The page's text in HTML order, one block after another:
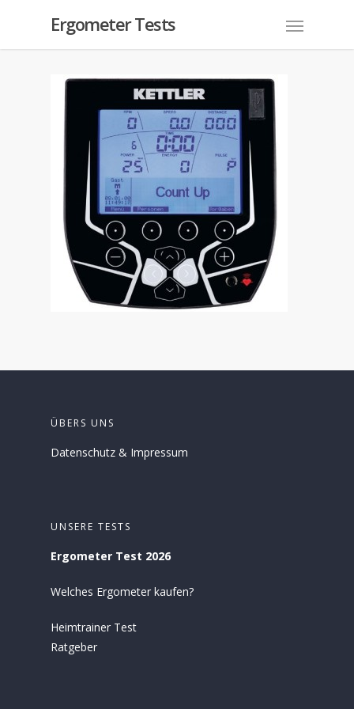
Ergometer Tests
ÜBERS UNS
Datenschutz & Impressum
UNSERE TESTS
Ergometer Test 2026
Welches Ergometer kaufen?
Heimtrainer Test
Ratgeber